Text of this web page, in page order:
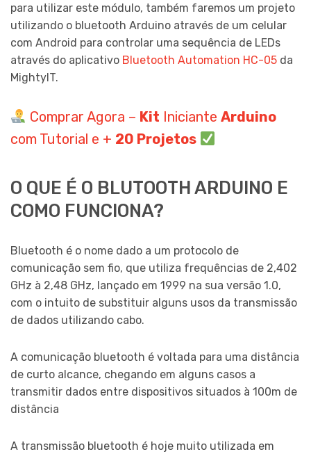
para utilizar este módulo, também faremos um projeto
utilizando o bluetooth Arduino através de um celular
com Android para controlar uma sequência de LEDs
através do aplicativo Bluetooth Automation HC-05 da
MightyIT.
Comprar Agora – Kit Iniciante Arduino
com Tutorial e + 20 Projetos
O QUE É O BLUTOOTH ARDUINO E
COMO FUNCIONA?
Bluetooth é o nome dado a um protocolo de
comunicação sem fio, que utiliza frequências de 2,402
GHz à 2,48 GHz, lançado em 1999 na sua versão 1.0,
com o intuito de substituir alguns usos da transmissão
de dados utilizando cabo.
A comunicação bluetooth é voltada para uma distância
de curto alcance, chegando em alguns casos a
transmitir dados entre dispositivos situados à 100m de
distância
A transmissão bluetooth é hoje muito utilizada em